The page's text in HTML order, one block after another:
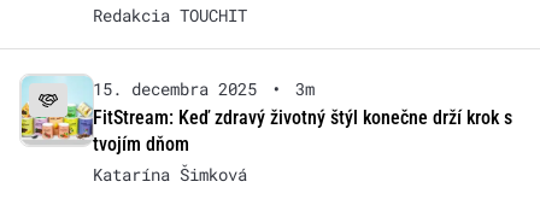
Redakcia TOUCHIT
15. decembra 2025 •
3m
FitStream: Keď zdravý životný štýl konečne drží krok s
tvojím dňom
Katarína Šimková